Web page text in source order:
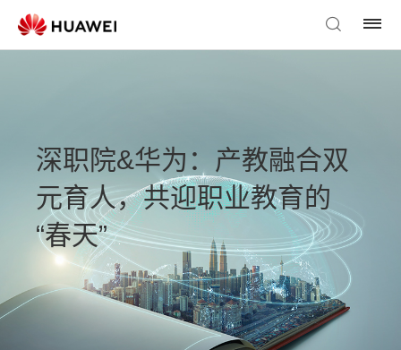
深职院&华为：产教融合双
元育人，共迎职业教育的
“春天”